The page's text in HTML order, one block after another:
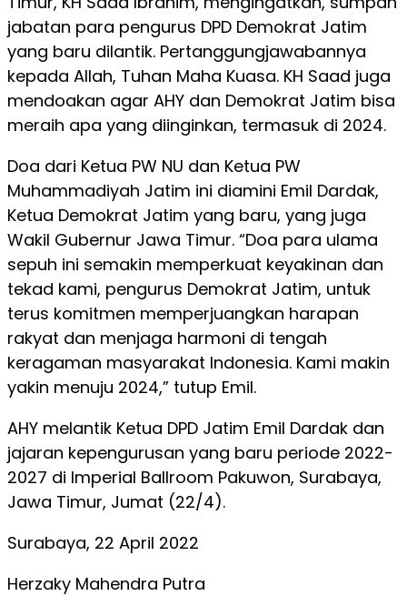
jabatan para pengurus DPD Demokrat Jatim
yang baru dilantik. Pertanggungjawabannya
kepada Allah, Tuhan Maha Kuasa. KH Saad juga
mendoakan agar AHY dan Demokrat Jatim bisa
meraih apa yang diinginkan, termasuk di 2024.
Doa dari Ketua PW NU dan Ketua PW
Muhammadiyah Jatim ini diamini Emil Dardak,
Ketua Demokrat Jatim yang baru, yang juga
Wakil Gubernur Jawa Timur. “Doa para ulama
sepuh ini semakin memperkuat keyakinan dan
tekad kami, pengurus Demokrat Jatim, untuk
terus komitmen memperjuangkan harapan
rakyat dan menjaga harmoni di tengah
keragaman masyarakat Indonesia. Kami makin
yakin menuju 2024,” tutup Emil.
AHY melantik Ketua DPD Jatim Emil Dardak dan
jajaran kepengurusan yang baru periode 2022-
2027 di Imperial Ballroom Pakuwon, Surabaya,
Jawa Timur, Jumat (22/4).
Surabaya, 22 April 2022
Herzaky Mahendra Putra